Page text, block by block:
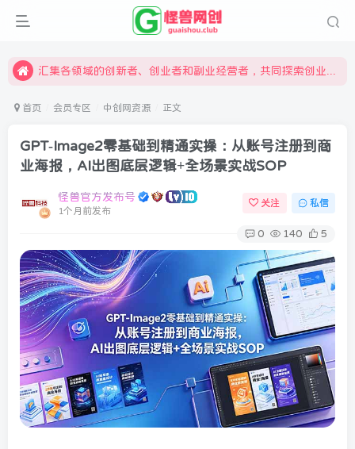
限时开通会员更享折扣，超高返佣
怪兽俱乐部，创业，引流，自媒体，加入怪兽网创成就梦想
首页 会员专区 中创网资源 正文
GPT-Image2零基础到精通实操：从账号注册到商
业海报，AI出图底层逻辑+全场景实战SOP
怪兽官方发布号
1个月前发布
关注 私信
0 140 5